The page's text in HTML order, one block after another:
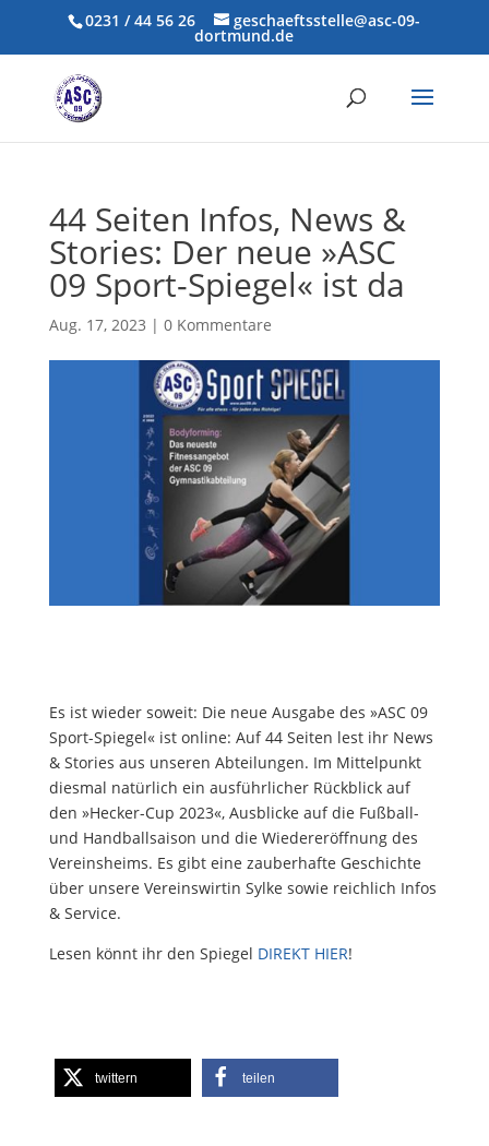
0231 / 44 56 26 geschaeftsstelle@asc-09-
dortmund.de
44 Seiten Infos, News &
Stories: Der neue »ASC
09 Sport-Spiegel« ist da
Aug. 17, 2023 | 0 Kommentare
Es ist wieder soweit: Die neue Ausgabe des »ASC 09
Sport-Spiegel« ist online: Auf 44 Seiten lest ihr News
& Stories aus unseren Abteilungen. Im Mittelpunkt
diesmal natürlich ein ausführlicher Rückblick auf
den »Hecker-Cup 2023«, Ausblicke auf die Fußball-
und Handballsaison und die Wiedereröffnung des
Vereinsheims. Es gibt eine zauberhafte Geschichte
über unsere Vereinswirtin Sylke sowie reichlich Infos
& Service.
Lesen könnt ihr den Spiegel DIREKT HIER!
twittern teilen